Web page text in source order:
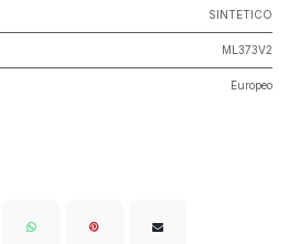
SINTETICO
ML373V2
Europeo